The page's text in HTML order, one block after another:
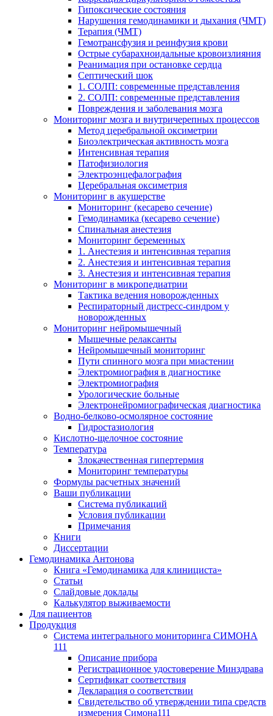
Гипоксические состояния
Нарушения гемодинамики и дыхания (ЧМТ)
Терапия (ЧМТ)
Гемотрансфузия и реинфузия крови
Острые субарахноидальные кровоизлияния
Реанимация при остановке сердца
Септический шок
1. СОЛП: современные представления
2. СОЛП: современные представления
Повреждения и заболевания мозга
Мониторинг мозга и внутричерепных процессов
Метод церебральной оксиметрии
Биоэлектрическая активность мозга
Интенсивная терапия
Патофизиология
Электроэнцефалография
Церебральная оксиметрия
Мониторинг в акушерстве
Мониторинг (кесарево сечение)
Гемодинамика (кесарево сечение)
Спинальная анестезия
Мониторинг беременных
1. Анестезия и интенсивная терапия
2. Анестезия и интенсивная терапия
3. Анестезия и интенсивная терапия
Мониторинг в микропедиатрии
Тактика ведения новорожденных
Респираторный дистресс-синдром у
новорожденных
Мониторинг нейромышечный
Мышечные релаксанты
Нейромышечный мониторинг
Пути спинного мозга при миастении
Электромиография в диагностике
Электромиография
Урологические больные
Электронейромиографическая диагностика
Водно-белково-осмолярное состояние
Гидростазиология
Кислотно-щелочное состояние
Температура
Злокачественная гипертермия
Мониторинг температуры
Формулы расчетных значений
Ваши публикации
Система публикаций
Условия публикации
Примечания
Книги
Диссертации
Гемодинамика Антонова
Книга «Гемодинамика для клинициста»
Статьи
Слайдовые доклады
Калькулятор выживаемости
Для пациентов
Продукция
Система интегрального мониторинга СИМОНА
111
Описание прибора
Регистрационное удостоверение Минздрава
Сертификат соответствия
Декларация о соответствии
Свидетельство об утверждении типа средств
измерения Симона111